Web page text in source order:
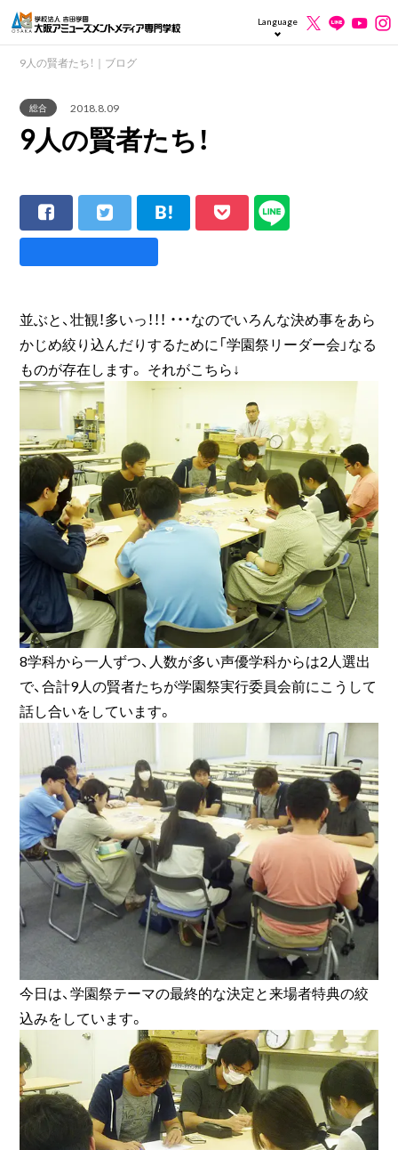
Language
9人の賢者たち！｜ブログ
総合 2018.8.09
9人の賢者たち！
並ぶと、壮観！多いっ！！！ ・・・なのでいろんな決め事をあら
かじめ絞り込んだりするために「学園祭リーダー会」なる
ものが存在します。 それがこちら↓
8学科から一人ずつ、人数が多い声優学科からは2人選出
で、合計9人の賢者たちが学園祭実行委員会前にこうして
話し合いをしています。
今日は、学園祭テーマの最終的な決定と来場者特典の絞
込みをしています。